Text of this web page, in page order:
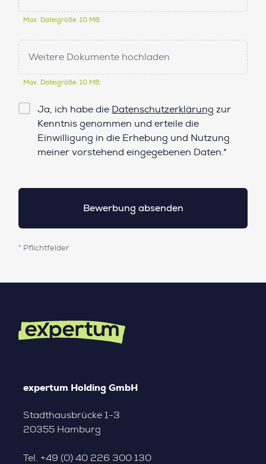
Max. Dateigröße: 10 MB.
Weitere Dokumente hochladen
Max. Dateigröße: 10 MB.
Checkbox
Datenschutz*
Ja, ich habe die Datenschutzerklärung zur
Kenntnis genommen und erteile die
Einwilligung in die Erhebung und Nutzung
meiner vorstehend eingegebenen Daten.*
* Pflichtfelder
expertum Holding GmbH
Stadthausbrücke 1-3
20355 Hamburg
Tel. +49 (0) 40 226 300 130